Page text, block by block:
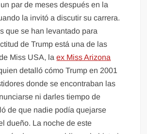
par de meses después en la
la invitó a discutir su carrera.
que se han levantado para
de Trump está una de las
Miss USA, laex Miss Arizona
detalló cómo Trump en 2001
donde se encontraban las
ni darles tiempo de
de que nadie podía quejarse
dueño. La noche de este